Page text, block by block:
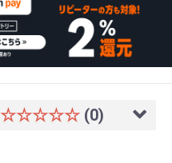
☆☆☆☆☆ (0)